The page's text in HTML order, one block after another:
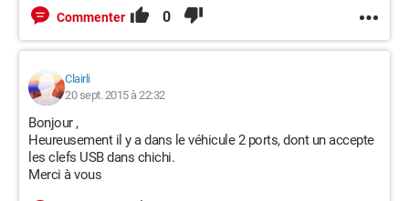
Commenter 0
Clairli
20 sept. 2015 à 22:32
Bonjour ,
Heureusement il y a dans le véhicule 2 ports, dont un accepte
les clefs USB dans chichi.
Merci à vous